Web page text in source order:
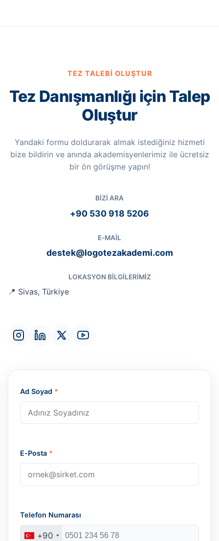
TEZ TALEBI OLUŞTUR
Tez Danışmanlığı için Talep
Oluştur
Yandaki formu doldurarak almak istediğiniz hizmeti
bize bildirin ve anında akademisyenlerimiz ile ücretsiz
bir ön görüşme yapın!
BIZI ARA
+90 530 918 5206
E-MAIL
destek@logotezakademi.com
LOKASYON BILGILERIMIZ
📍 Sivas, Türkiye
Ad Soyad *
E-Posta *
Telefon Numarası
+90